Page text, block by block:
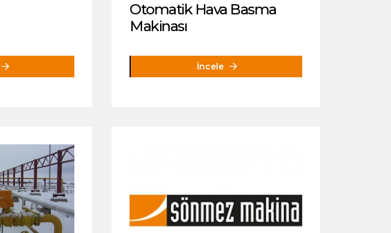
Otomatik Hava Basma
Makinası
İncele